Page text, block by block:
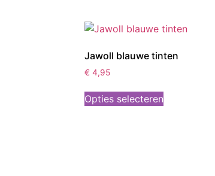
Jawoll blauwe tinten
€ 4,95
Opties selecteren